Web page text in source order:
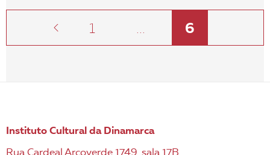
1 ... 6
Instituto Cultural da Dinamarca
Rua Cardeal Arcoverde 1749, sala 17B